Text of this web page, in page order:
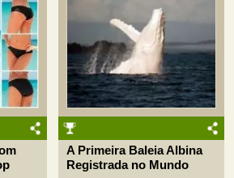
A Primeira Baleia Albina
Registrada no Mundo